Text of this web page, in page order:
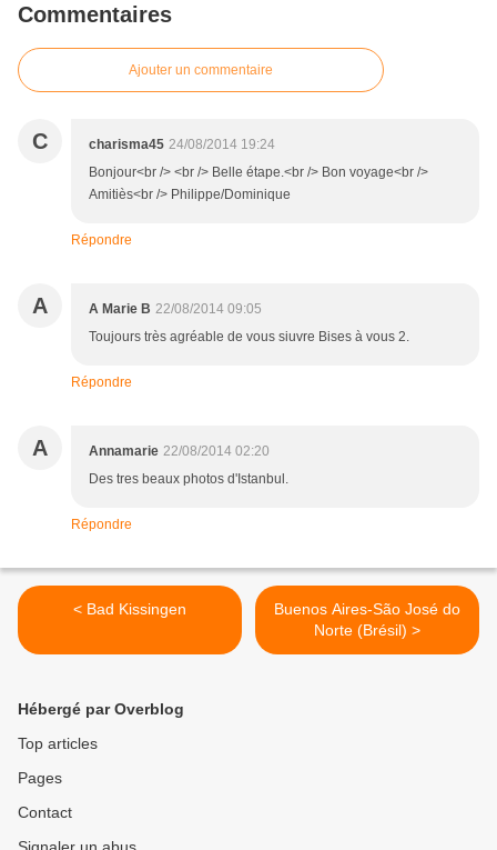
Commentaires
Ajouter un commentaire
C charisma45 24/08/2014 19:24
Bonjour<br /> <br /> Belle étape.<br /> Bon voyage<br />
Amitiès<br /> Philippe/Dominique
Répondre
A A Marie B 22/08/2014 09:05
Toujours très agréable de vous siuvre Bises à vous 2.
Répondre
A Annamarie 22/08/2014 02:20
Des tres beaux photos d'Istanbul.
Répondre
< Bad Kissingen
Buenos Aires-São José do
Norte (Brésil) >
Hébergé par Overblog
Top articles
Pages
Contact